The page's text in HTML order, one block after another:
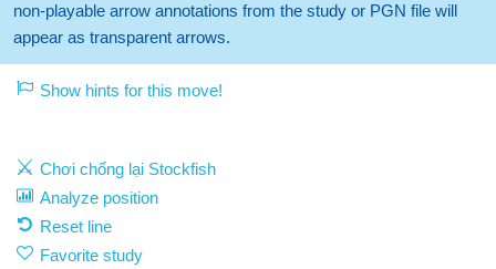
non-playable arrow annotations from the study or PGN file will
appear as transparent arrows.
Show hints for this move!
Chơi chống lại Stockfish
Analyze position
Reset line
Favorite study